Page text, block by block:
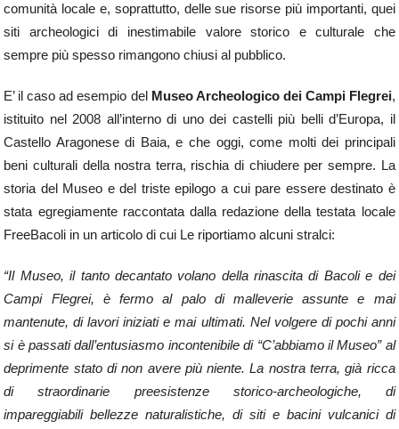
comunità locale e, soprattutto, delle sue risorse più importanti, quei
siti archeologici di inestimabile valore storico e culturale che
sempre più spesso rimangono chiusi al pubblico.
E’ il caso ad esempio del Museo Archeologico dei Campi Flegrei,
istituito nel 2008 all’interno di uno dei castelli più belli d’Europa, il
Castello Aragonese di Baia, e che oggi, come molti dei principali
beni culturali della nostra terra, rischia di chiudere per sempre. La
storia del Museo e del triste epilogo a cui pare essere destinato è
stata egregiamente raccontata dalla redazione della testata locale
FreeBacoli in un articolo di cui Le riportiamo alcuni stralci:
“Il Museo, il tanto decantato volano della rinascita di Bacoli e dei
Campi Flegrei, è fermo al palo di malleverie assunte e mai
mantenute, di lavori iniziati e mai ultimati. Nel volgere di pochi anni
si è passati dall’entusiasmo incontenibile di “C’abbiamo il Museo” al
deprimente stato di non avere più niente. La nostra terra, già ricca
di straordinarie preesistenze storico-archeologiche, di
impareggiabili bellezze naturalistiche, di siti e bacini vulcanici di